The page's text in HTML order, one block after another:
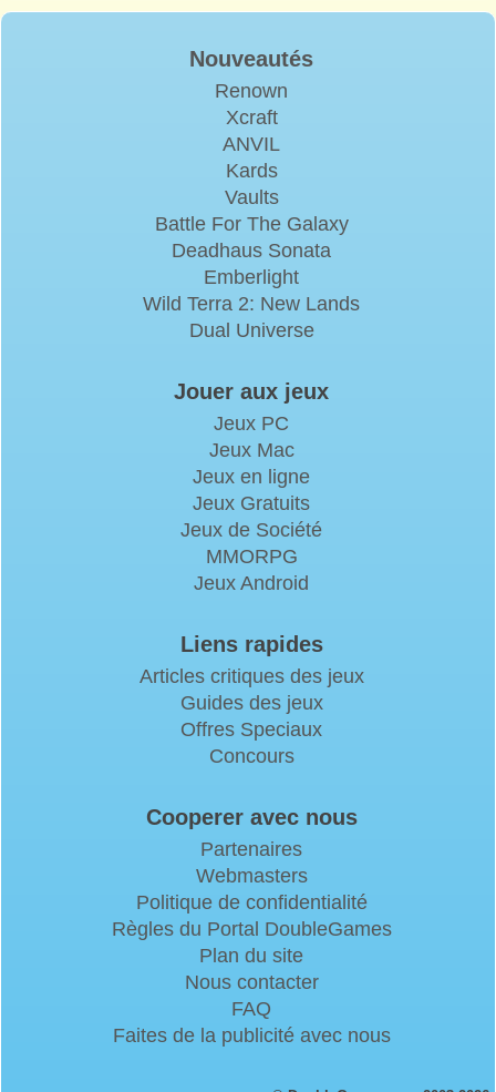
Nouveautés
Renown
Xcraft
ANVIL
Kards
Vaults
Battle For The Galaxy
Deadhaus Sonata
Emberlight
Wild Terra 2: New Lands
Dual Universe
Jouer aux jeux
Jeux PC
Jeux Mac
Jeux en ligne
Jeux Gratuits
Jeux de Société
MMORPG
Jeux Android
Liens rapides
Articles critiques des jeux
Guides des jeux
Offres Speciaux
Concours
Cooperer avec nous
Partenaires
Webmasters
Politique de confidentialité
Règles du Portal DoubleGames
Plan du site
Nous contacter
FAQ
Faites de la publicité avec nous